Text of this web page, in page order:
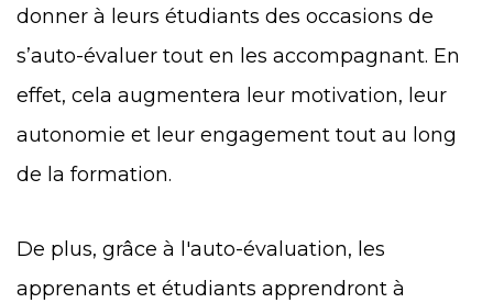
donner à leurs étudiants des occasions de
s’auto-évaluer tout en les accompagnant. En
effet, cela augmentera leur motivation, leur
autonomie et leur engagement tout au long
de la formation.
De plus, grâce à l'auto-évaluation, les
apprenants et étudiants apprendront à